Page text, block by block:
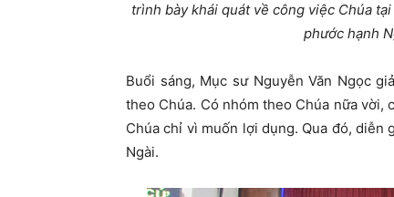
trình bày khái quát về công việc Chúa
phước hạnh
Buổi sáng, Mục sư Nguyễn Văn Ngọc
theo Chúa. Có nhóm theo Chúa nữa vời,
Chúa chỉ vì muốn lợi dụng. Qua đó,
Ngài.